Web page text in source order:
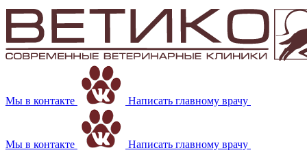
Мы в контакте Написать главному врачу
Мы в контакте
Написать главному врачу